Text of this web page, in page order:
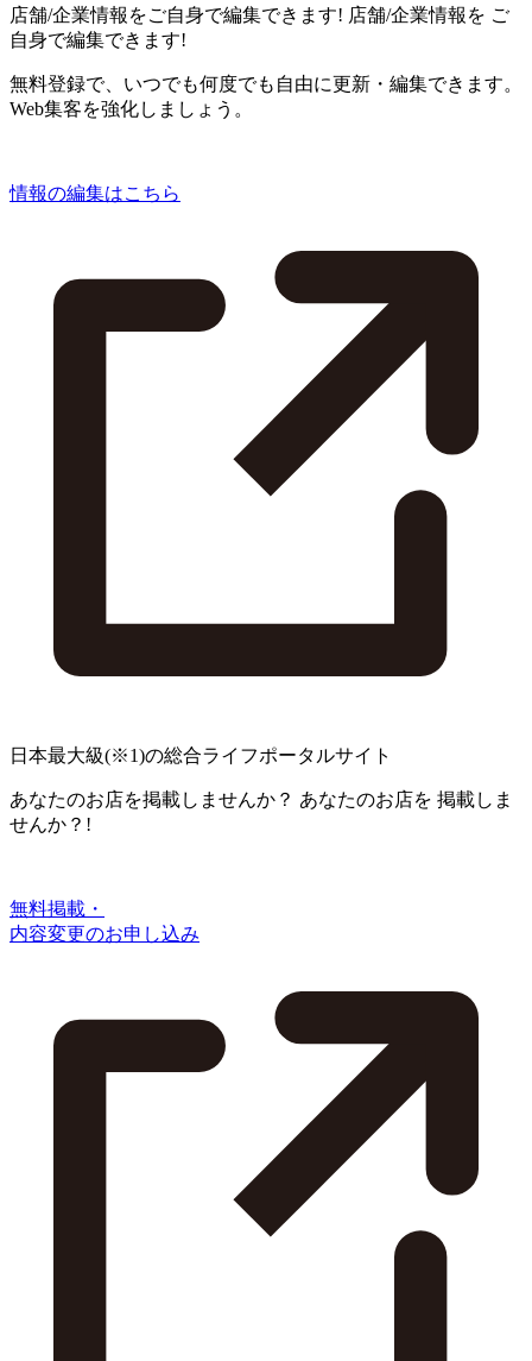
店舗/企業情報をご自身で編集できます! 店舗/企業情報を ご
自身で編集できます!
無料登録で、いつでも何度でも自由に更新・編集できます。
Web集客を強化しましょう。
情報の編集はこちら
日本最大級(※1)の総合ライフポータルサイト
あなたのお店を掲載しませんか？ あなたのお店を 掲載しま
せんか？!
無料掲載・
内容変更のお申し込み